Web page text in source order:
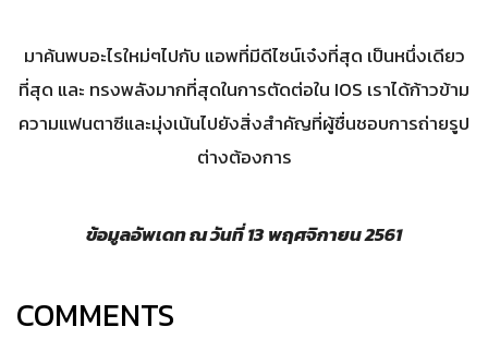
มาค้นพบอะไรใหม่ๆไปกับ แอพที่มีดีไซน์เจ๋งที่สุด เป็นหนึ่งเดียว
ที่สุด และ ทรงพลังมากที่สุดในการตัดต่อใน IOS เราได้ก้าวข้าม
ความแฟนตาซีและมุ่งเน้นไปยังสิ่งสำคัญที่ผู้ชื่นชอบการถ่ายรูป
ต่างต้องการ
ข้อมูลอัพเดท ณ วันที่13พฤศจิกายน 2561
COMMENTS